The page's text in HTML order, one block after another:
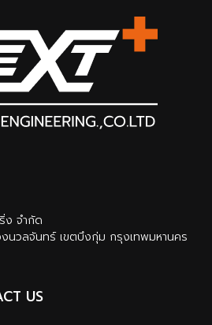
ง จำกัด
นวลจันทร์ เขตบึงกุ่ม กรุงเทพมหานคร
US